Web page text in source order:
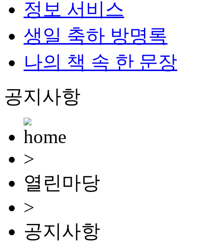
정보 서비스
생일 축하 방명록
나의 책 속 한 문장
공지사항
>
열린마당
>
공지사항